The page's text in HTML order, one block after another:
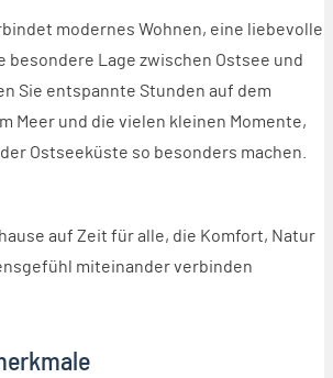
modernes Wohnen, eine liebevolle
besondere Lage zwischen Ostsee und
Sie entspannte Stunden auf dem
Meer und die vielen kleinen Momente,
Ostseeküste so besonders machen.
auf Zeit für alle, die Komfort, Natur
miteinander verbinden